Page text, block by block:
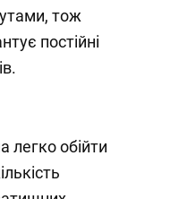
тож
постійні
легко обійти